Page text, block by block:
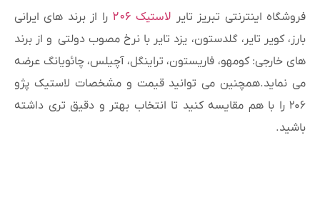
فروشگاه اینترنتی تبریز تایر لاستیک ۲۰۶
را از برند های ایرانی
بارز، کویر تایر، گلدستون، یزد تایر با نرخ مصوب دولتی و از برند
های خارجی: کومهو، فاریستون، تراینگل، آچیلس، چائویانگ عرضه
می نماید.همچنین می توانید قیمت و مشخصات لاستیک پژو
۲۰۶ را با هم مقایسه کنید تا انتخاب بهتر و دقیق تری داشته
باشید.